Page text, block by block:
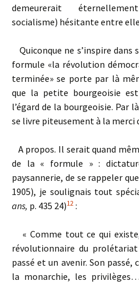
demeurerait
socialisme) hésitante entre
Quiconque ne s’inspire
formule «la révolution
terminée» se porte par là
que la petite bourgeoisie est
l’égard de la bourgeoisie. Par
se livre piteusement à la merci
A propos. Il serait quand
de la « formule » :
paysannerie, de se rappeler
1905), je soulignais tout
ans, p. 435 24)12 :
« Comme tout ce qui
révolutionnaire du
passé et un avenir. Son passé,
la monarchie, les